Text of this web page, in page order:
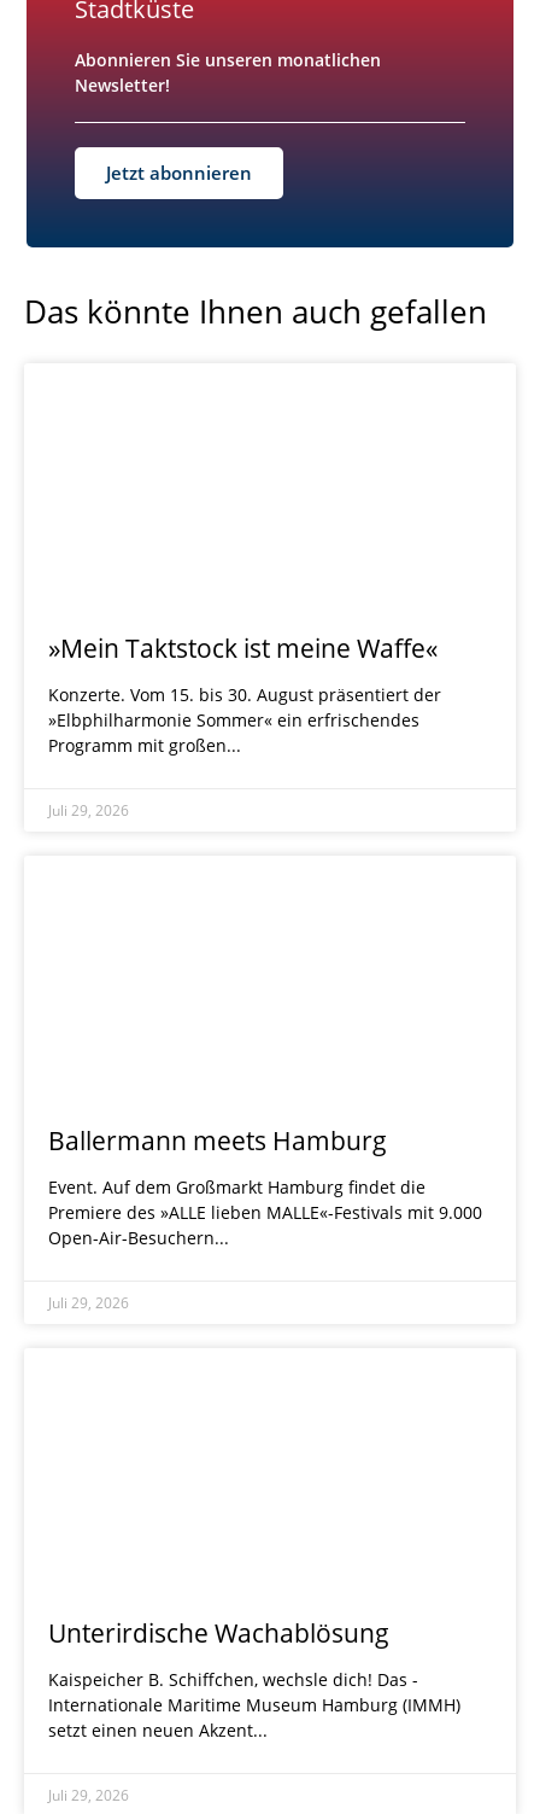
Stadtküste
Abonnieren Sie unseren monatlichen
Newsletter!
Jetzt abonnieren
Das könnte Ihnen auch gefallen
»Mein Taktstock ist meine Waffe«
Konzerte. Vom 15. bis 30. August präsentiert der
»Elbphilharmonie Sommer« ein erfrischendes
Programm mit großen
Juli 29, 2026
Ballermann meets Hamburg
Event. Auf dem Großmarkt Hamburg findet die
Premiere des »ALLE lieben MALLE«-Festivals mit 9.000
Open-Air-Besuchern
Juli 29, 2026
Unterirdische Wachablösung
Kaispeicher B. Schiffchen, wechsle dich! Das ­
Internationale Maritime Museum Hamburg (IMMH)
setzt einen neuen Akzent
Juli 29, 2026